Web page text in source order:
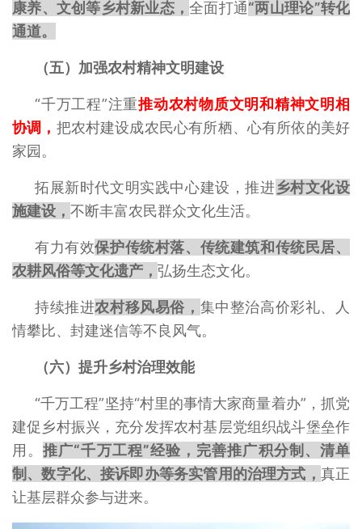
康养、文创等乡村新业态，全面打通“两山理论”转化
通道。
（五）加强农村精神文明建设
“千万工程”注重推动农村物质文明和精神文明相
协调， 把农村建设成农民心有所栖、心有所依的美好
家园。
拓展新时代文明实践中心建设，推进乡村文化设
施建设， 不断丰富农民群众文化生活。
有力有效保护传统村落、传统建筑和传统民居、
农耕风俗等文化遗产， 弘扬生态文化。
持续推进农村移风易俗， 集中整治高价彩礼、人
情攀比、封建迷信等不良风气。
（六）提升乡村治理效能
“千万工程”坚持“村里的事情大家商量着办”，抓党
建促乡村振兴，充分发挥农村基层党组织战斗堡垒作
用。推广“千万工程”经验，完善推广积分制、清单
制、数字化、接诉即办等务实管用的治理方式， 真正
让基层群众参与进来。